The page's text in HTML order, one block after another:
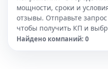
мощности, сроки и
отзывы. Отправьте
чтобы получить КП и
Найдено компаний: 0